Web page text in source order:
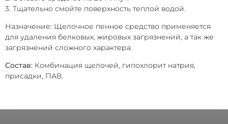
3. Тщательно смойте поверхность теплой водой.
Назначение: Щелочное пенное средство применяется
для удаления белковых, жировых загрязнений, а так же
загрязнений сложного характера.
Состав: Комбинация щелочей, гипохлорит натрия,
присадки, ПАВ.